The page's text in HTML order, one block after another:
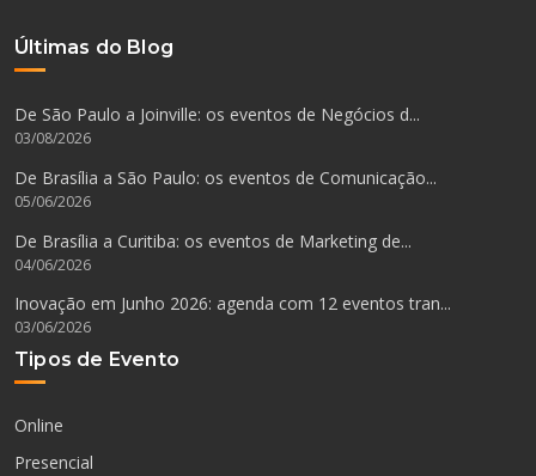
Últimas do Blog
De São Paulo a Joinville: os eventos de Negócios d...
03/08/2026
De Brasília a São Paulo: os eventos de Comunicação...
05/06/2026
De Brasília a Curitiba: os eventos de Marketing de...
04/06/2026
Inovação em Junho 2026: agenda com 12 eventos tran...
03/06/2026
Tipos de Evento
Online
Presencial